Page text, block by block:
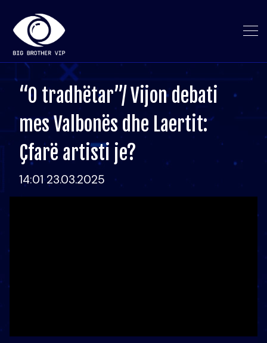
“O tradhëtar”/ Vijon debati
mes Valbonës dhe Laertit:
Çfarë artisti je?
14:01 23.03.2025